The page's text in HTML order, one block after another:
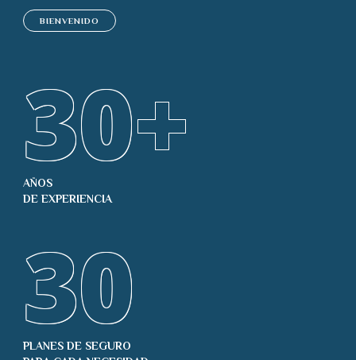
BIENVENIDO
30+
AÑOS
DE EXPERIENCIA
30
PLANES DE SEGURO